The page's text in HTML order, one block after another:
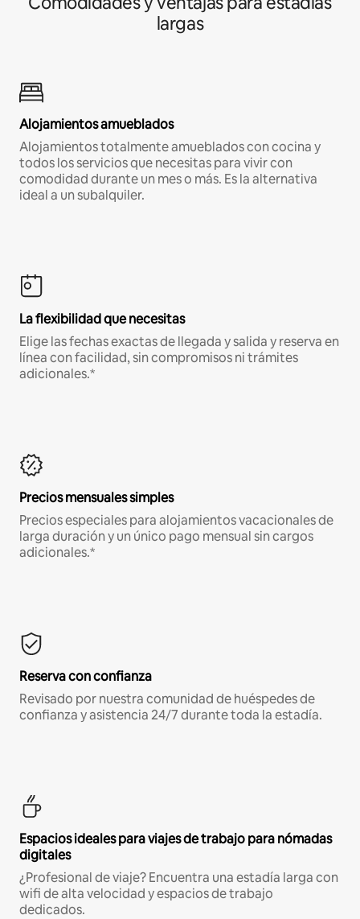
largas
Alojamientos amueblados
Alojamientos totalmente amueblados con cocina y
todos los servicios que necesitas para vivir con
comodidad durante un mes o más. Es la alternativa
ideal a un subalquiler.
La flexibilidad que necesitas
Elige las fechas exactas de llegada y salida y reserva en
línea con facilidad, sin compromisos ni trámites
adicionales.*
Precios mensuales simples
Precios especiales para alojamientos vacacionales de
larga duración y un único pago mensual sin cargos
adicionales.*
Reserva con confianza
Revisado por nuestra comunidad de huéspedes de
confianza y asistencia 24/7 durante toda la estadía.
Espacios ideales para viajes de trabajo para nómadas
digitales
¿Profesional de viaje? Encuentra una estadía larga con
wifi de alta velocidad y espacios de trabajo
dedicados.